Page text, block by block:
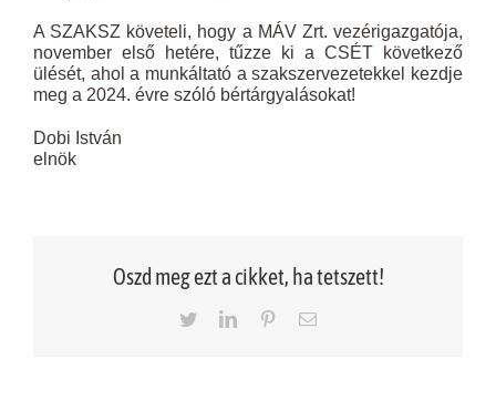
A SZAKSZ követeli, hogy a MÁV Zrt. vezérigazgatója,
november első hetére, tűzze ki a CSÉT következő
ülését, ahol a munkáltató a szakszervezetekkel kezdje
meg a 2024. évre szóló bértárgyalásokat!
Dobi István
elnök
Oszd meg ezt a cikket, ha tetszett!
TwitterLinkedInPinterestEmail